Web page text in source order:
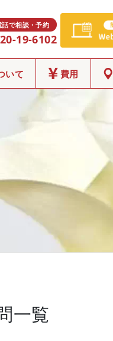
話で相談・予約
19-6102
いて 費用
一覧